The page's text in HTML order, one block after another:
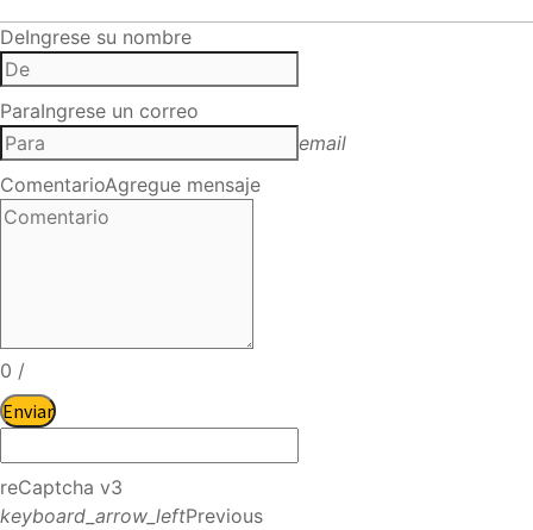
DeIngrese su nombre
ParaIngrese un correo
email
ComentarioAgregue mensaje
0 /
Enviar
reCaptcha v3
keyboard_arrow_leftPrevious